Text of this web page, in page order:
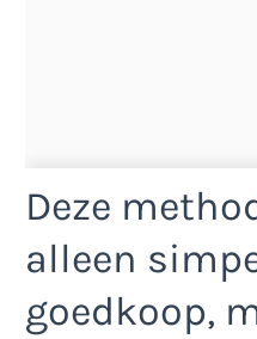
Deze
alleen
goedkoop,